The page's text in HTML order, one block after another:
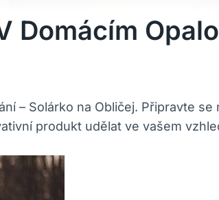
Domácím
– Solárko na Obličej. Připravte
produkt udělat ve vašem